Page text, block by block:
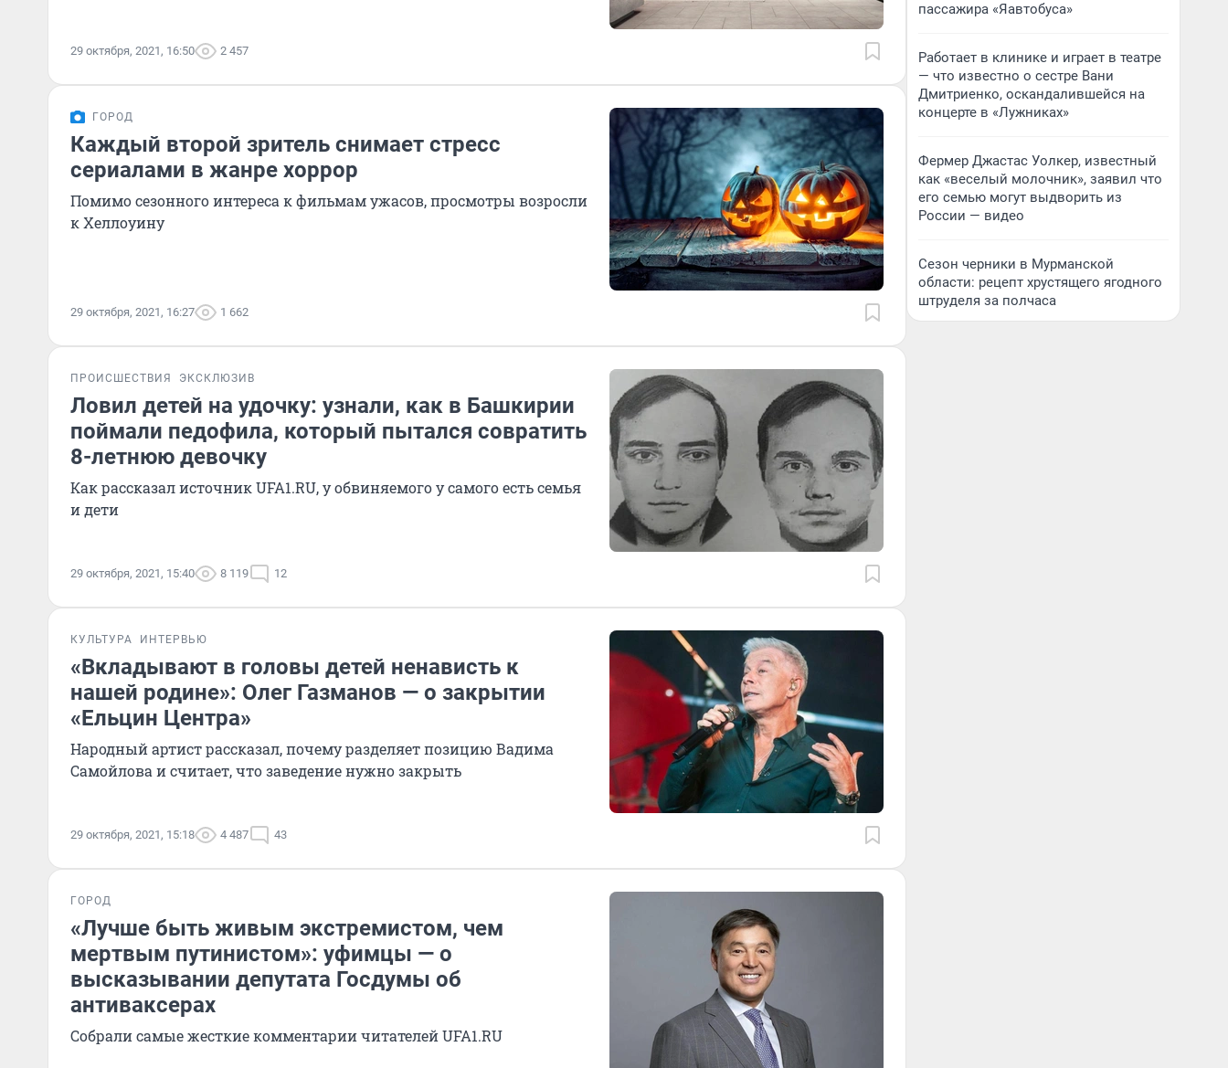
29 октября, 2021, 16:50 2 457
ГОРОД
Каждый второй зритель снимает стресс
сериалами в жанре хоррор
Помимо сезонного интереса к фильмам ужасов, просмотры возросли
к Хеллоуину
29 октября, 2021, 16:27 1 662
ПРОИСШЕСТВИЯ ЭКСКЛЮЗИВ
Ловил детей на удочку: узнали, как в Башкирии
поймали педофила, который пытался совратить
8-летнюю девочку
Как рассказал источник UFA1.RU, у обвиняемого у самого есть семья
и дети
29 октября, 2021, 15:40 8 119 12
КУЛЬТУРА ИНТЕРВЬЮ
«Вкладывают в головы детей ненависть к
нашей родине»: Олег Газманов — о закрытии
«Ельцин Центра»
Народный артист рассказал, почему разделяет позицию Вадима
Самойлова и считает, что заведение нужно закрыть
29 октября, 2021, 15:18 4 487 43
ГОРОД
«Лучше быть живым экстремистом, чем
мертвым путинистом»: уфимцы — о
высказывании депутата Госдумы об
антиваксерах
Собрали самые жесткие комментарии читателей UFA1.RU
пассажира «Яавтобуса»
Работает в клинике и играет в театре
— что известно о сестре Вани
Дмитриенко, оскандалившейся на
концерте в «Лужниках»
Фермер Джастас Уолкер, известный
как «веселый молочник», заявил что
его семью могут выдворить из
России — видео
Сезон черники в Мурманской
области: рецепт хрустящего ягодного
штруделя за полчаса